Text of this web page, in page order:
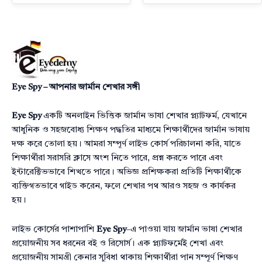
Eye Spy – আপনার জার্মান শেখার সঙ্গী
Eye Spyএকটি অনলাইন ভিত্তিক জার্মান ভাষা শেখার প্ল্যাটফর্ম, যেখানে
আধুনিক ও সহজবোধ্য শিক্ষণ পদ্ধতির মাধ্যমে শিক্ষার্থীদের জার্মান ভাষায়
দক্ষ করে তোলা হয়। আমরা সম্পূর্ণ লাইভ কোর্স পরিচালনা করি, যাতে
শিক্ষার্থীরা সরাসরি ক্লাসে অংশ নিতে পারে, প্রশ্ন করতে পারে এবং
ইন্টারেক্টিভভাবে শিখতে পারে। অভিজ্ঞ প্রশিক্ষকরা প্রতিটি শিক্ষার্থীকে
ব্যক্তিগতভাবে গাইড করেন, ফলে শেখার পথ আরও সহজ ও কার্যকর
হয়।
লাইভ কোর্সের পাশাপাশি Eye Spy–এ পাওয়া যায় জার্মান ভাষা শেখার
প্রয়োজনীয় সব ধরনের বই ও রিসোর্স। এক প্ল্যাটফর্মেই শেখা এবং
প্রয়োজনীয় সামগ্রী কেনার সুবিধা থাকায় শিক্ষার্থীরা পান সম্পূর্ণ শিক্ষণ